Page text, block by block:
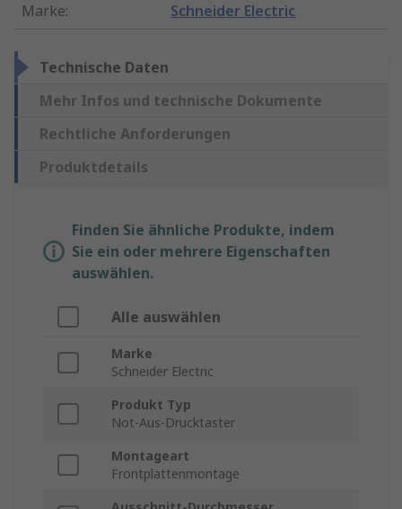
Marke: Schneider Electric
Technische Daten
Mehr Infos und technische Dokumente
Rechtliche Anforderungen
Produktdetails
Finden Sie ähnliche Produkte, indem
Sie ein oder mehrere Eigenschaften
auswählen.
Alle auswählen
Marke
Schneider Electric
Produkt Typ
Not-Aus-Drucktaster
Montageart
Frontplattenmontage